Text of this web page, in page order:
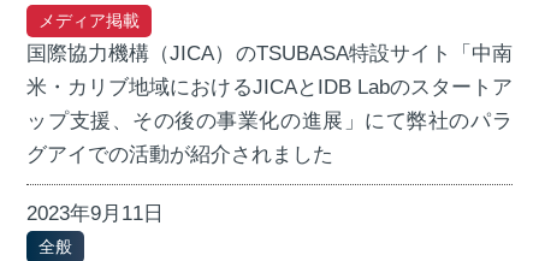
メディア掲載
国際協力機構（JICA）のTSUBASA特設サイト「中南
米・カリブ地域におけるJICAとIDB Labのスタートア
ップ支援、その後の事業化の進展」にて弊社のパラ
グアイでの活動が紹介されました
2023年9月11日
全般